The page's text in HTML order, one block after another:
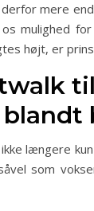
mere
mulighed
højt, er
længere
som